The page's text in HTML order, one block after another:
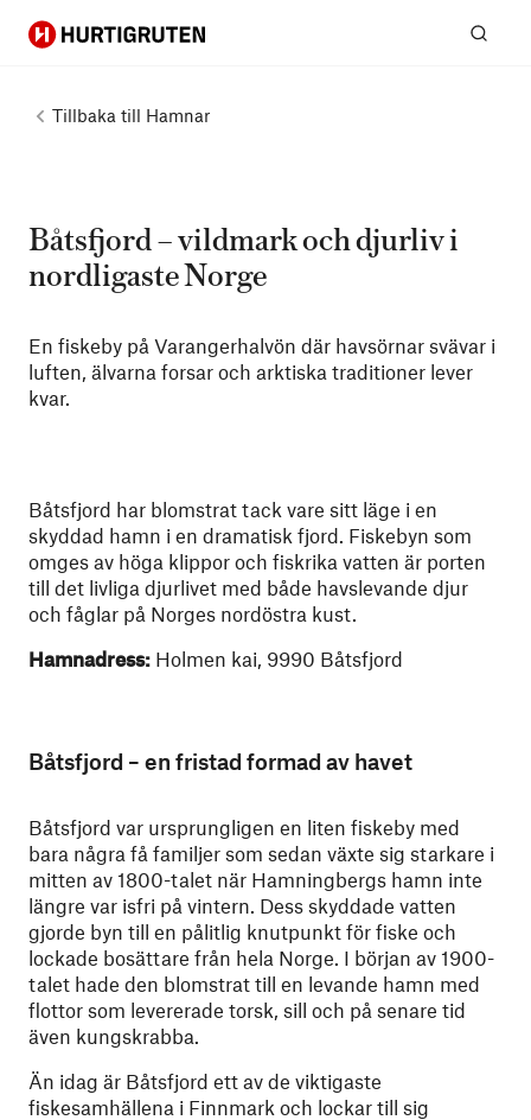
Hurtigruten
Tillbaka till Hamnar
Båtsfjord – vildmark och djurliv i
nordligaste Norge
En fiskeby på Varangerhalvön där havsörnar svävar i
luften, älvarna forsar och arktiska traditioner lever
kvar.
Båtsfjord har blomstrat tack vare sitt läge i en
skyddad hamn i en dramatisk fjord. Fiskebyn som
omges av höga klippor och fiskrika vatten är porten
till det livliga djurlivet med både havslevande djur
och fåglar på Norges nordöstra kust.
Hamnadress: Holmen kai, 9990 Båtsfjord
Båtsfjord – en fristad formad av havet
Båtsfjord var ursprungligen en liten fiskeby med
bara några få familjer som sedan växte sig starkare i
mitten av 1800-talet när Hamningbergs hamn inte
längre var isfri på vintern. Dess skyddade vatten
gjorde byn till en pålitlig knutpunkt för fiske och
lockade bosättare från hela Norge. I början av 1900-
talet hade den blomstrat till en levande hamn med
flottor som levererade torsk, sill och på senare tid
även kungskrabba.
Än idag är Båtsfjord ett av de viktigaste
fiskesamhällena i Finnmark och lockar till sig